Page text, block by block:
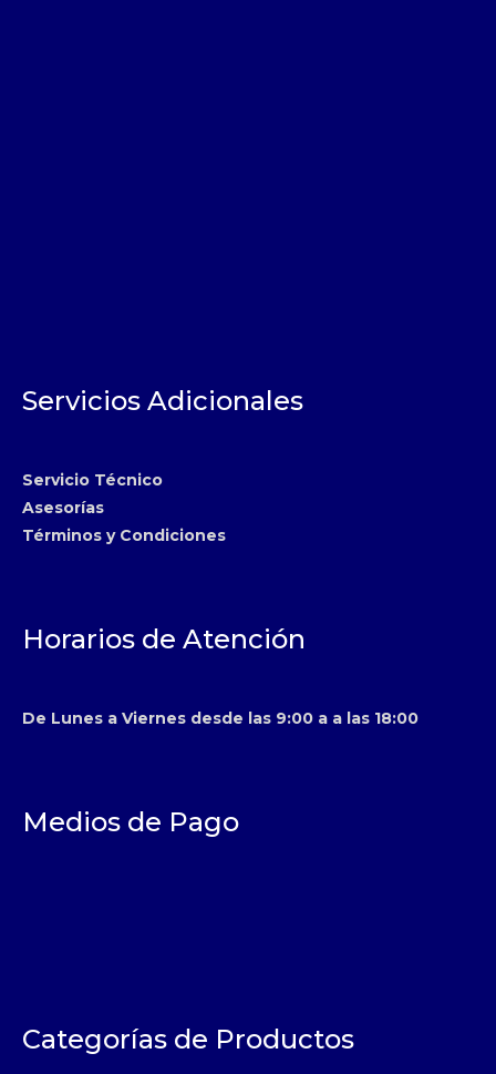
Servicios Adicionales
Servicio Técnico
Asesorías
Términos y Condiciones
Horarios de Atención
De Lunes a Viernes desde las 9:00 a a las 18:00
Medios de Pago
Categorías de Productos